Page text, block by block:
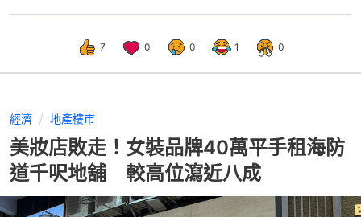
7 0 0 1 0
經濟 地產樓市
美妝店敗走！女裝品牌40萬平手租海防
道千呎地舖 較高位瀉近八成